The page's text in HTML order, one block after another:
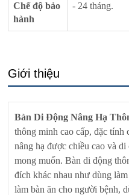
Chế độ bảo
hành
- 24 tháng.
Giới thiệu
Bàn Di Động Nâng Hạ
thông minh cao cấp, đặc tính
nâng hạ được chiều cao và
mong muốn. Bàn di động
đích khác nhau như dùng
làm bàn ăn cho người bệnh,